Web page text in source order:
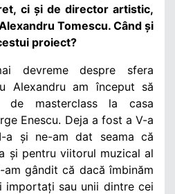
ci și de director artistic,
Tomescu. Când și
proiect?
devreme despre sfera
Alexandru am început să
de masterclass la casa
Enescu. Deja a fost a V-a
a și ne-am dat seama că
și pentru viitorul muzical al
am gândit că dacă îmbinăm
importați sau unii dintre cei